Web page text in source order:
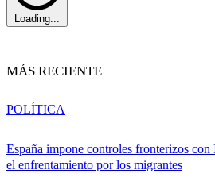
Loading...
MÁS RECIENTE
España impone controles fronterizos con
el enfrentamiento por los migrantes
POLÍTICA